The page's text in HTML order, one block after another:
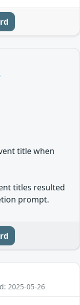
title when
titles resulted
prompt.
2025-05-26